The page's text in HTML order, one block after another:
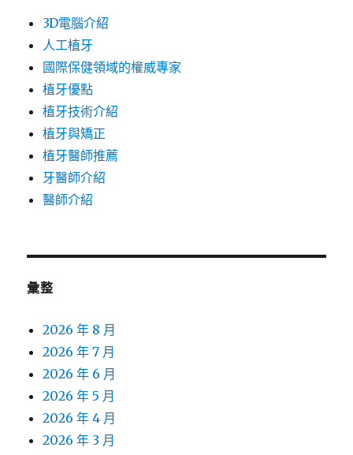
3D電腦介紹
人工植牙
國際保健領域的權威專家
植牙優點
植牙技術介紹
植牙與矯正
植牙醫師推薦
牙醫師介紹
醫師介紹
彙整
2026 年 8 月
2026 年 7 月
2026 年 6 月
2026 年 5 月
2026 年 4 月
2026 年 3 月